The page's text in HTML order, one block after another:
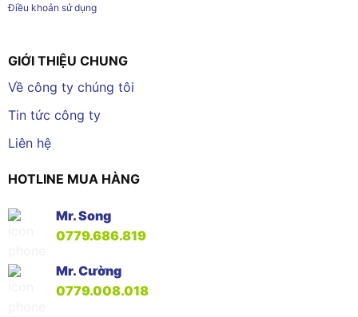
Điều khoản sử dụng
GIỚI THIỆU CHUNG
Về công ty chúng tôi
Tin tức công ty
Liên hệ
HOTLINE MUA HÀNG
Mr. Song
0779.686.819
Mr. Cường
0779.008.018